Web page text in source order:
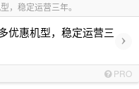
，稳定运营三年。
优惠机型，稳定运营三 ›
PRO